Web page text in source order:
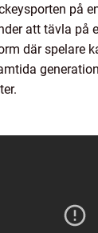
på
att tävla på
där spelare